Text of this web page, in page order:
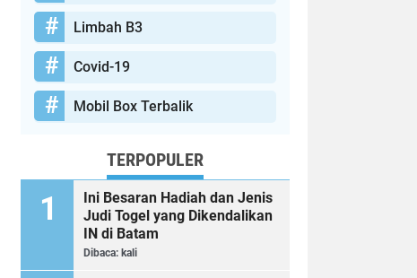
Limbah B3
Covid-19
Mobil Box Terbalik
TERPOPULER
Ini Besaran Hadiah dan Jenis
Judi Togel yang Dikendalikan
IN di Batam
Dibaca: kali